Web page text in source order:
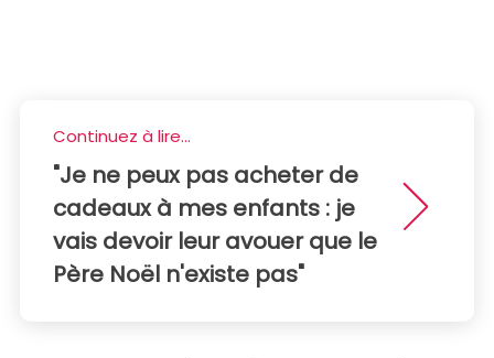
Continuez à lire...
"Je ne peux pas acheter de
cadeaux à mes enfants : je
vais devoir leur avouer que le
Père Noël n'existe pas"